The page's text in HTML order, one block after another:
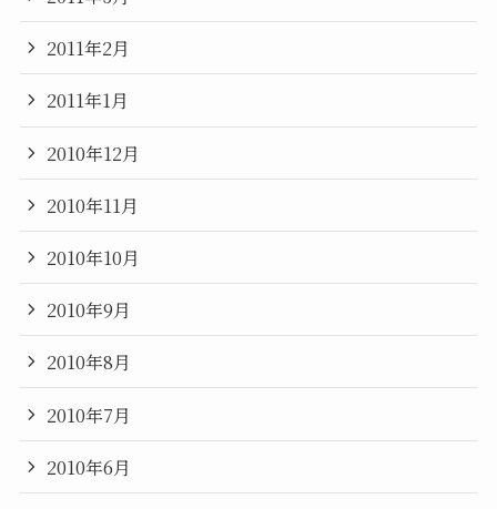
2011年2月
2011年1月
2010年12月
2010年11月
2010年10月
2010年9月
2010年8月
2010年7月
2010年6月